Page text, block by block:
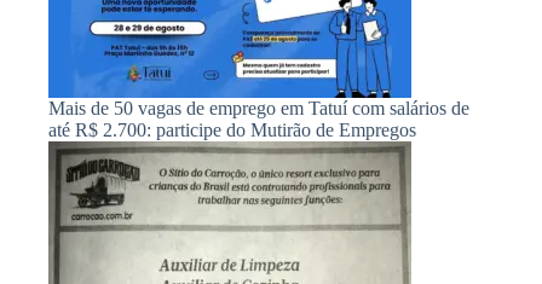
Mais de 50 vagas de emprego em Tatuí com salários de
até R$ 2.700: participe do Mutirão de Empregos